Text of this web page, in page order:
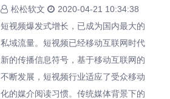
松松软文
2020-04-21 10:34:38
短视频爆发式增长，已成为国内最大的
私域流量。短视频已经移动互联网时代
新的传播信息符号，基于移动互联网的
不断发展，短视频行业适应了受众移动
化的媒介阅读习惯。传统媒体背景下的